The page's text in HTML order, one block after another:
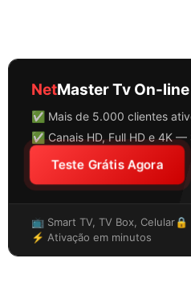
NetMaster Tv On-
✅ Mais de 5.000 clientes
✅ Canais HD, Full HD e 4K —
Teste Grátis Agora
📺 Smart TV, TV Box, Celular🔒
⚡ Ativação em minutos